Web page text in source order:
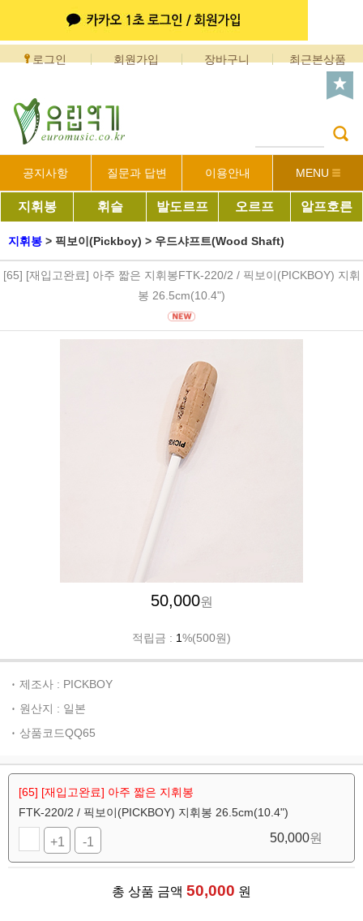
로그인 회원가입 장바구니 최근본상품
공지사항 질문과 답변 이용안내 MENU
지휘봉 휘슬 발도르프 오르프 알프호른
지휘봉 > 픽보이(Pickboy) > 우드샤프트(Wood Shaft)
[65] [재입고완료] 아주 짧은 지휘봉FTK-220/2 / 픽보이(PICKBOY) 지휘
봉 26.5cm(10.4")
50,000원
적립금 : 1%(500원)
제조사 : PICKBOY
원산지 : 일본
상품코드QQ65
[65] [재입고완료] 아주 짧은 지휘봉
FTK-220/2 / 픽보이(PICKBOY) 지휘봉 26.5cm(10.4")
+1 -1 50,000원
총 상품 금액 50,000 원